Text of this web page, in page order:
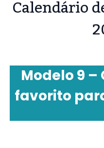
Calendário
Modelo 9 –
favorito